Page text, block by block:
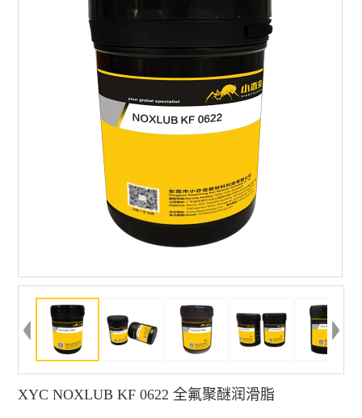
XYC NOXLUB KF 0622 全氟聚醚润滑脂